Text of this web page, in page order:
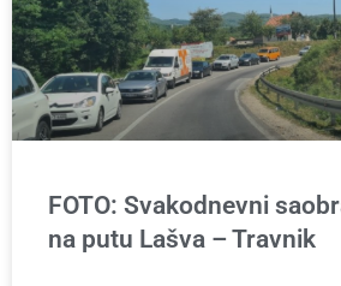
FOTO: Svakodnevni
na putu Lašva – Travnik